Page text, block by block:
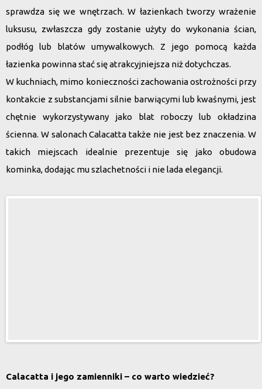
sprawdza się we wnętrzach.W łazienkach tworzy wrażenie
luksusu, zwłaszcza gdy zostanie użyty do wykonania ścian,
podłóg lub blatów umywalkowych. Z jego pomocą każda
łazienka powinna stać się atrakcyjniejsza niż dotychczas.
W kuchniach, mimo konieczności zachowania ostrożności przy
kontakcie z substancjami silnie barwiącymi lub kwaśnymi, jest
chętnie wykorzystywany jako blat roboczy lub okładzina
ścienna. W salonach Calacatta także nie jest bez znaczenia. W
takich miejscach idealnie prezentuje się jako obudowa
kominka, dodając mu szlachetności i nie lada elegancji.
Calacatta i jego zamienniki – co warto wiedzieć?